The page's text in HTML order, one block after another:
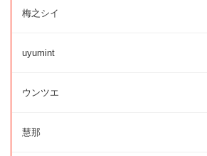
梅之シイ
uyumint
ウンツエ
慧那